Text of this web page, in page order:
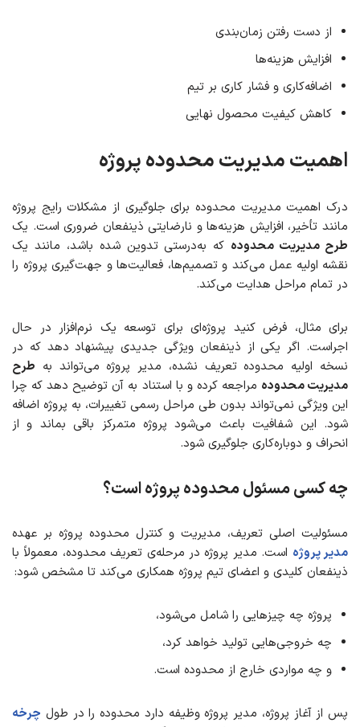
از دست رفتن زمان‌بندی
افزایش هزینه‌ها
اضافه‌کاری و فشار کاری بر تیم
کاهش کیفیت محصول نهایی
اهمیت مدیریت محدوده پروژه
درک اهمیت مدیریت محدوده برای جلوگیری از مشکلات رایج پروژه
مانند تأخیر، افزایش هزینه‌ها و نارضایتی ذینفعان ضروری است. یک
طرح مدیریت محدوده که به‌درستی تدوین شده باشد، مانند یک
نقشه اولیه عمل می‌کند و تصمیم‌ها، فعالیت‌ها و جهت‌گیری پروژه را
در تمام مراحل هدایت می‌کند.
برای مثال، فرض کنید پروژه‌ای برای توسعه یک نرم‌افزار در حال
اجراست. اگر یکی از ذینفعان ویژگی جدیدی پیشنهاد دهد که در
نسخه اولیه محدوده تعریف نشده، مدیر پروژه می‌تواند به طرح
مدیریت محدوده مراجعه کرده و با استناد به آن توضیح دهد که چرا
این ویژگی نمی‌تواند بدون طی مراحل رسمی تغییرات، به پروژه اضافه
شود. این شفافیت باعث می‌شود پروژه متمرکز باقی بماند و از
انحراف و دوباره‌کاری جلوگیری شود.
چه کسی مسئول محدوده پروژه است؟
مسئولیت اصلی تعریف، مدیریت و کنترل محدوده پروژه بر عهده
مدیر پروژه است. مدیر پروژه در مرحله‌ی تعریف محدوده، معمولاً با
ذینفعان کلیدی و اعضای تیم پروژه همکاری می‌کند تا مشخص شود:
پروژه چه چیزهایی را شامل می‌شود،
چه خروجی‌هایی تولید خواهد کرد،
و چه مواردی خارج از محدوده است.
پس از آغاز پروژه، مدیر پروژه وظیفه دارد محدوده را در طول چرخه